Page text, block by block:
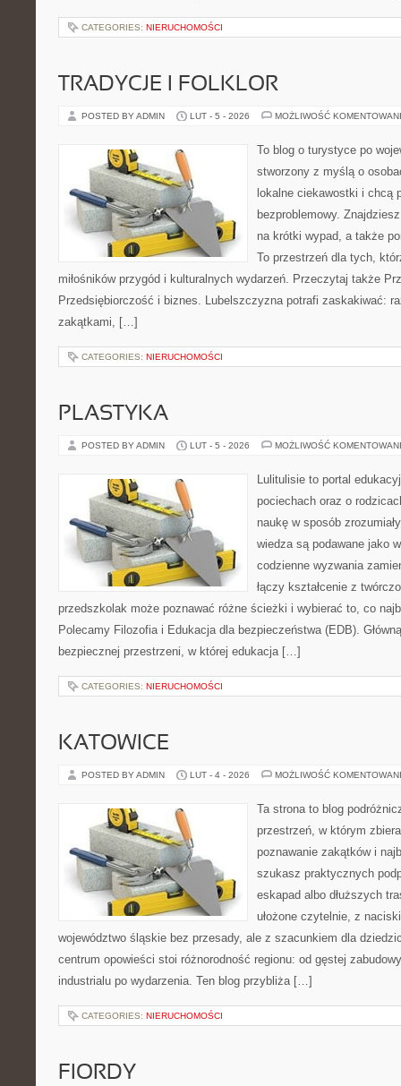
CATEGORIES: NIERUCHOMOŚCI
TRADYCJE I FOLKLOR
POSTED BY ADMIN LUT - 5 - 2026 MOŻLIWOŚĆ
To blog o turystyce po
stworzony z myślą o
lokalne ciekawostki i chcą
bezproblemowy.
na krótki wypad, a także
To przestrzeń dla tych,
miłośników przygód i kulturalnych wydarzeń. Przeczytaj także
Przedsiębiorczość i biznes. Lubelszczyzna potrafi zaskakiwać:
zakątkami, […]
CATEGORIES: NIERUCHOMOŚCI
PLASTYKA
POSTED BY ADMIN LUT - 5 - 2026 MOŻLIWOŚĆ
Lulitulisie to portal
pociechach oraz o
naukę w sposób
wiedza są podawane jako
codzienne wyzwania
łączy kształcenie z
przedszkolak może poznawać różne ścieżki i wybierać to, co
Polecamy Filozofia i Edukacja dla bezpieczeństwa (EDB).
bezpiecznej przestrzeni, w której edukacja […]
CATEGORIES: NIERUCHOMOŚCI
KATOWICE
POSTED BY ADMIN LUT - 4 - 2026 MOŻLIWOŚĆ
Ta strona to blog
przestrzeń, w którym
poznawanie zakątków i
szukasz praktycznych
eskapad albo dłuższych
ułożone czytelnie, z
województwo śląskie bez przesady, ale z szacunkiem dla
centrum opowieści stoi różnorodność regionu: od gęstej
industrialu po wydarzenia. Ten blog przybliża […]
CATEGORIES: NIERUCHOMOŚCI
FIORDY